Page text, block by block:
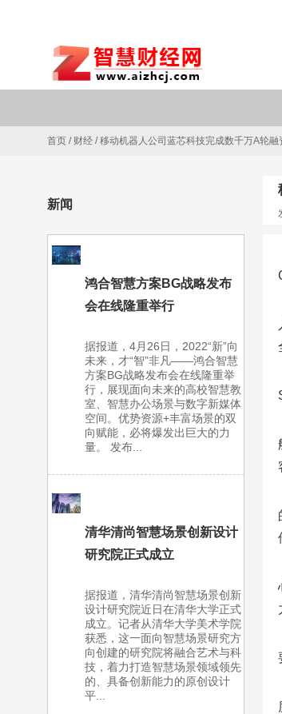
首页 / 财经 /移动机器人公司蓝芯科技完成数千万A轮
新闻
鸿合智慧方案BG战略发布
会在线隆重举行
据报道，4月26日，2022“新”向
未来，才“智”非凡——鸿合智慧
方案BG战略发布会在线隆重举
行，展现面向未来的高校智慧教
室、智慧办公场景与数字新媒体
空间。优势资源+丰富场景的双
向赋能，必将爆发出巨大的力
量。 发布...
清华清尚智慧场景创新设计
研究院正式成立
据报道，清华清尚智慧场景创新
设计研究院近日在清华大学正式
成立。记者从清华大学美术学院
获悉，这一面向智慧场景研究方
向创建的研究院将融合艺术与科
技，着力打造智慧场景领域领先
的、具备创新能力的原创设计
平...